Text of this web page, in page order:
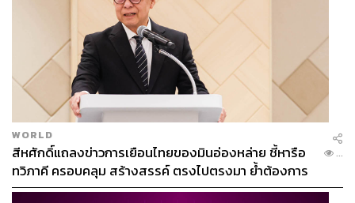
WORLD
สีหศักดิ์แถลงข่าวการเยือนไทยของมินอ่องหล่าย ชี้หารือ
ทวิภาคี ครอบคลุม สร้างสรรค์ ตรงไปตรงมา ย้ำต้องการ
ให้เมียนมากลับสู่อาเซียน
...